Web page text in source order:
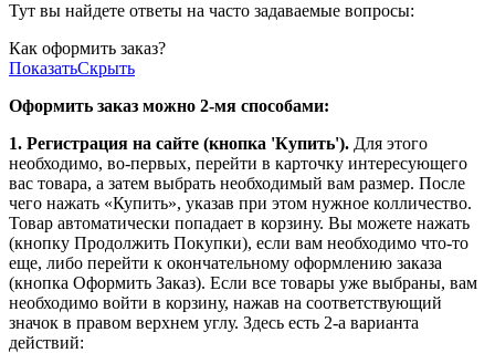
Тут вы найдете ответы на часто задаваемые вопросы:
Как оформить заказ?
ПоказатьСкрыть
Оформить заказ можно 2-мя способами:
1. Регистрация на сайте (кнопка 'Купить'). Для этого
необходимо, во-первых, перейти в карточку интересующего
вас товара, а затем выбрать необходимый вам размер. После
чего нажать «Купить», указав при этом нужное колличество.
Товар автоматически попадает в корзину. Вы можете нажать
(кнопку Продолжить Покупки), если вам необходимо что-то
еще, либо перейти к окончательному оформлению заказа
(кнопка Оформить Заказ). Если все товары уже выбраны, вам
необходимо войти в корзину, нажав на соответствующий
значок в правом верхнем углу. Здесь есть 2-а варианта
действий: